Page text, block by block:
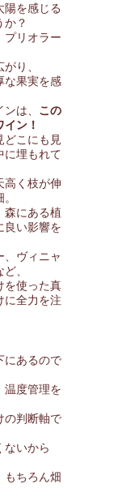
陽を感じる
か？
プリオラー
り、
な果実を感
は、 この
ン！
どこにも見
に埋もれて
高く枝が伸
森にある植
良い影響を
、ヴィニャ
、
を使った真
に全力を注
にあるので
温度管理を
の判断軸で
ないから
もちろん畑